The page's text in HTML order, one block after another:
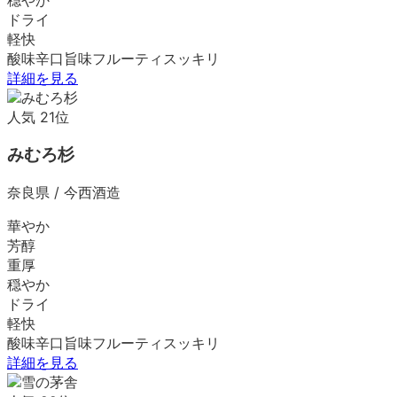
ドライ
軽快
酸味辛口 旨味フルーティ スッキリ
詳細を見る
人気 21位
みむろ杉
奈良県 / 今西酒造
華やか
芳醇
重厚
穏やか
ドライ
軽快
酸味辛口 旨味フルーティ スッキリ
詳細を見る